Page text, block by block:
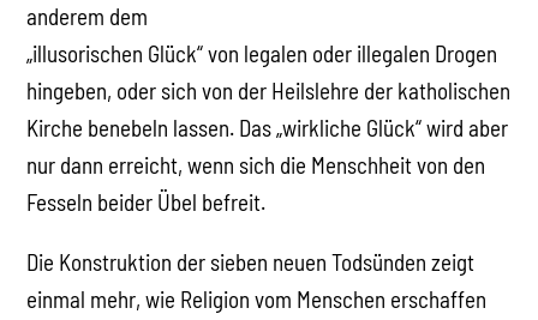
anderem dem
„illusorischen Glück“ von legalen oder illegalen Drogen
hingeben, oder sich von der Heilslehre der katholischen
Kirche benebeln lassen. Das „wirkliche Glück“ wird aber
nur dann erreicht, wenn sich die Menschheit von den
Fesseln beider Übel befreit.
Die Konstruktion der sieben neuen Todsünden zeigt
einmal mehr, wie Religion vom Menschen erschaffen